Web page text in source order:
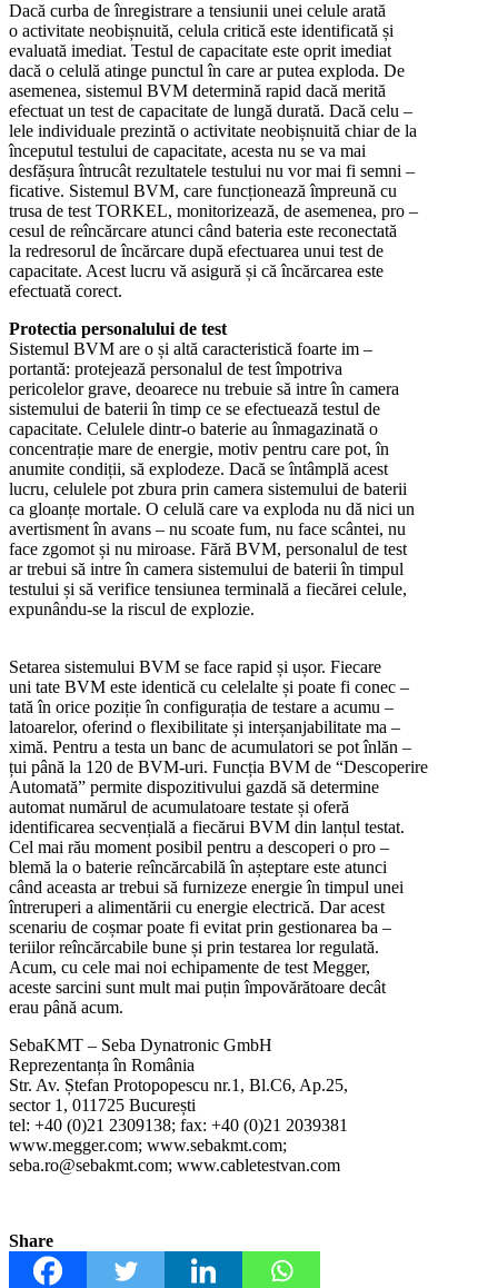
Dacă curba de înregistrare a tensiunii unei celule arată
o activitate neobișnuită, celula critică este identificată și
evaluată imediat. Testul de capacitate este oprit imediat
dacă o celulă atinge punctul în care ar putea exploda. De
asemenea, sistemul BVM determină rapid dacă merită
efectuat un test de capacitate de lungă durată. Dacă celu –
lele individuale prezintă o activitate neobișnuită chiar de la
începutul testului de capacitate, acesta nu se va mai
desfășura întrucât rezultatele testului nu vor mai fi semni –
ficative. Sistemul BVM, care funcționează împreună cu
trusa de test TORKEL, monitorizează, de asemenea, pro –
cesul de reîncărcare atunci când bateria este reconectată
la redresorul de încărcare după efectuarea unui test de
capacitate. Acest lucru vă asigură și că încărcarea este
efectuată corect.
Protectia personalului de test
Sistemul BVM are o și altă caracteristică foarte im –
portantă: protejează personalul de test împotriva
pericolelor grave, deoarece nu trebuie să intre în camera
sistemului de baterii în timp ce se efectuează testul de
capacitate. Celulele dintr-o baterie au înmagazinată o
concentrație mare de energie, motiv pentru care pot, în
anumite condiții, să explodeze. Dacă se întâmplă acest
lucru, celulele pot zbura prin camera sistemului de baterii
ca gloanțe mortale. O celulă care va exploda nu dă nici un
avertisment în avans – nu scoate fum, nu face scântei, nu
face zgomot și nu miroase. Fără BVM, personalul de test
ar trebui să intre în camera sistemului de baterii în timpul
testului și să verifice tensiunea terminală a fiecărei celule,
expunându-se la riscul de explozie.
Setarea sistemului BVM se face rapid și ușor. Fiecare
uni tate BVM este identică cu celelalte și poate fi conec –
tată în orice poziție în configurația de testare a acumu –
latoarelor, oferind o flexibilitate și interșanjabilitate ma –
ximă. Pentru a testa un banc de acumulatori se pot înlăn –
țui până la 120 de BVM-uri. Funcția BVM de “Descoperire
Automată” permite dispozitivului gazdă să determine
automat numărul de acumulatoare testate și oferă
identificarea secvențială a fiecărui BVM din lanțul testat.
Cel mai rău moment posibil pentru a descoperi o pro –
blemă la o baterie reîncărcabilă în așteptare este atunci
când aceasta ar trebui să furnizeze energie în timpul unei
întreruperi a alimentării cu energie electrică. Dar acest
scenariu de coșmar poate fi evitat prin gestionarea ba –
teriilor reîncărcabile bune și prin testarea lor regulată.
Acum, cu cele mai noi echipamente de test Megger,
aceste sarcini sunt mult mai puțin împovărătoare decât
erau până acum.
SebaKMT – Seba Dynatronic GmbH
Reprezentanța în România
Str. Av. Ștefan Protopopescu nr.1, Bl.C6, Ap.25,
sector 1, 011725 București
tel: +40 (0)21 2309138; fax: +40 (0)21 2039381
www.megger.com; www.sebakmt.com;
seba.ro@sebakmt.com; www.cabletestvan.com
Share